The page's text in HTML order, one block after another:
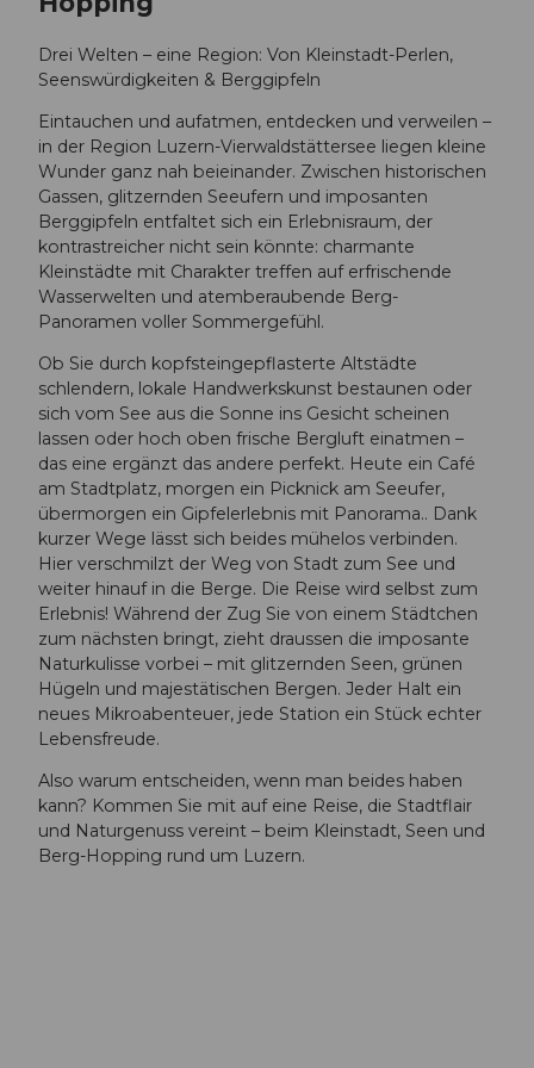
Drei Welten – eine Region: Von Kleinstadt-Perlen,
Seenswürdigkeiten & Berggipfeln
Eintauchen und aufatmen, entdecken und verweilen –
in der Region Luzern-Vierwaldstättersee liegen kleine
Wunder ganz nah beieinander. Zwischen historischen
Gassen, glitzernden Seeufern und imposanten
Berggipfeln entfaltet sich ein Erlebnisraum, der
kontrastreicher nicht sein könnte: charmante
Kleinstädte mit Charakter treffen auf erfrischende
Wasserwelten und atemberaubende Berg-
Panoramen voller Sommergefühl.
Ob Sie durch kopfsteingepflasterte Altstädte
schlendern, lokale Handwerkskunst bestaunen oder
sich vom See aus die Sonne ins Gesicht scheinen
lassen oder hoch oben frische Bergluft einatmen –
das eine ergänzt das andere perfekt. Heute ein Café
am Stadtplatz, morgen ein Picknick am Seeufer,
übermorgen ein Gipfelerlebnis mit Panorama.. Dank
kurzer Wege lässt sich beides mühelos verbinden.
Hier verschmilzt der Weg von Stadt zum See und
weiter hinauf in die Berge. Die Reise wird selbst zum
Erlebnis! Während der Zug Sie von einem Städtchen
zum nächsten bringt, zieht draussen die imposante
Naturkulisse vorbei – mit glitzernden Seen, grünen
Hügeln und majestätischen Bergen. Jeder Halt ein
neues Mikroabenteuer, jede Station ein Stück echter
Lebensfreude.
Also warum entscheiden, wenn man beides haben
kann? Kommen Sie mit auf eine Reise, die Stadtflair
und Naturgenuss vereint – beim Kleinstadt, Seen und
Berg-Hopping rund um Luzern.